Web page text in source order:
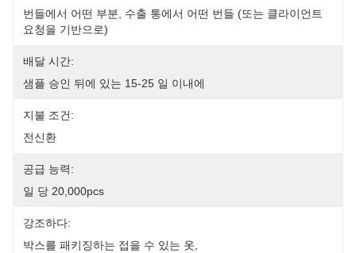
번들에서 어떤 부분, 수출 통에서 어떤 번들 (또는 클라이언트
요청을 기반으로)
배달 시간:
샘플 승인 뒤에 있는 15-25 일 이내에
지불 조건:
전신환
공급 능력:
일 당 20,000pcs
강조하다:
박스를 패키징하는 접을 수 있는 옷